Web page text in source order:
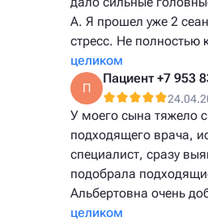
А. Я прошел уже 2
стресс. Не полностью
целиком
П
Пациент +7 953
У моего сына тяжело
подходящего врача,
специалист, сразу
подобрала
Альбертовна очень
целиком